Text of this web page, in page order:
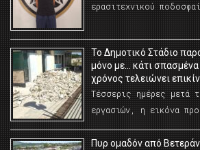
ερασιτεχνικού
Το Δημοτικό Στάδιο
μόνο με… κάτι
χρόνος τελειώνει
Τέσσερις ημέρες μετά
εργασιών, η εικόνα
Πυρ ομαδόν από